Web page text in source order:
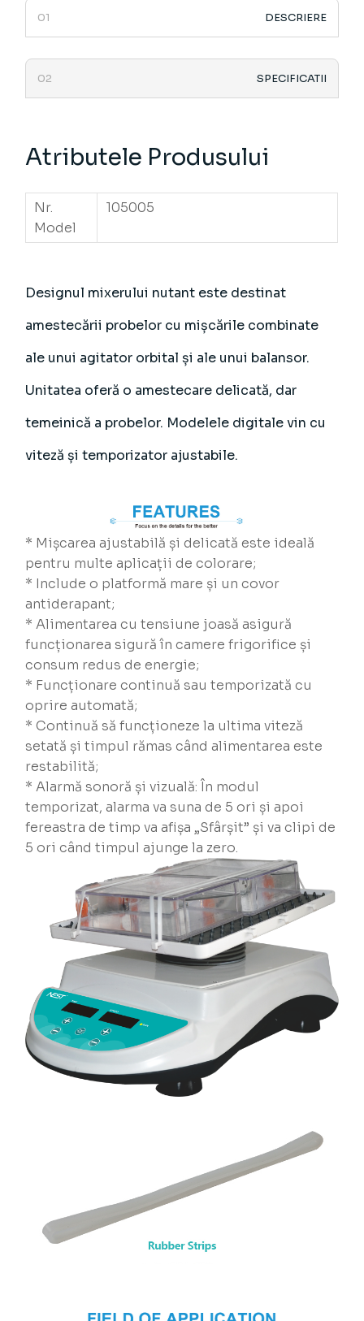
DESCRIERE
SPECIFICATII
Atributele Produsului
Nr.
Model
105005
Designul mixerului nutant este destinat
amestecării probelor cu mișcările combinate
ale unui agitator orbital și ale unui balansor.
Unitatea oferă o amestecare delicată, dar
temeinică a probelor. Modelele digitale vin cu
viteză și temporizator ajustabile.
* Mișcarea ajustabilă și delicată este ideală
pentru multe aplicații de colorare;
* Include o platformă mare și un covor
antiderapant;
* Alimentarea cu tensiune joasă asigură
funcționarea sigură în camere frigorifice și
consum redus de energie;
* Funcționare continuă sau temporizată cu
oprire automată;
* Continuă să funcționeze la ultima viteză
setată și timpul rămas când alimentarea este
restabilită;
* Alarmă sonoră și vizuală: În modul
temporizat, alarma va suna de 5 ori și apoi
fereastra de timp va afișa „Sfârșit” și va clipi de
5 ori când timpul ajunge la zero.